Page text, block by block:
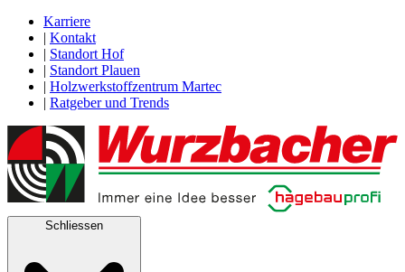
Karriere
| Kontakt
| Standort Hof
| Standort Plauen
| Holzwerkstoffzentrum Martec
| Ratgeber und Trends
Schliessen